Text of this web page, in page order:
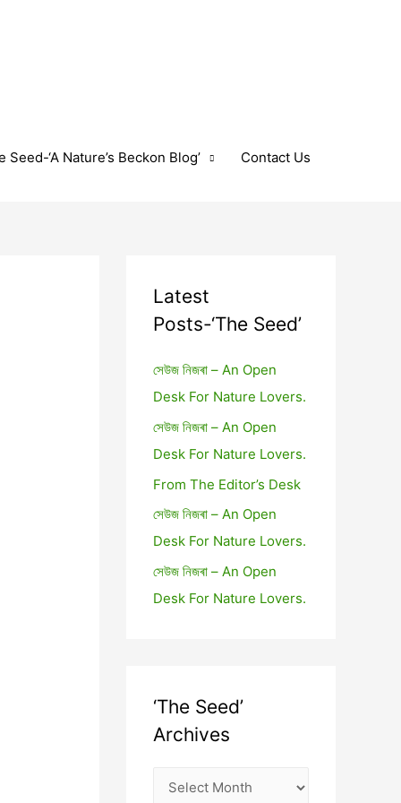
Seed-‘A Nature’s Beckon Blog’ Contact Us
Latest
Posts-‘The Seed’
সেউজ নিজৰা – An Open
Desk For Nature Lovers.
সেউজ নিজৰা – An Open
Desk For Nature Lovers.
From The Editor’s Desk
সেউজ নিজৰা – An Open
Desk For Nature Lovers.
সেউজ নিজৰা – An Open
Desk For Nature Lovers.
‘The Seed’
Archives